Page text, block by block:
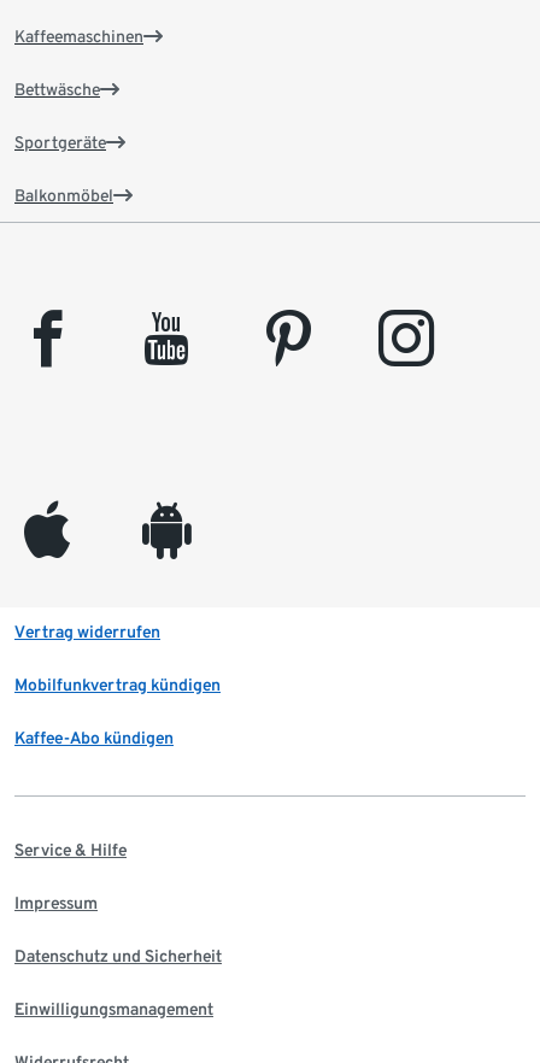
Kaffeemaschinen
Bettwäsche
Sportgeräte
Balkonmöbel
facebook youtube pinterest instagram
appleinc android
Vertrag widerrufen
Mobilfunkvertrag kündigen
Kaffee-Abo kündigen
Service & Hilfe
Impressum
Datenschutz und Sicherheit
Einwilligungsmanagement